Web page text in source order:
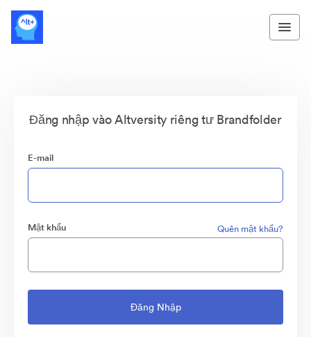
Đăng nhập vào Altversity riêng tư Brandfolder
E-mail
Mật khẩu Quên mật khẩu?